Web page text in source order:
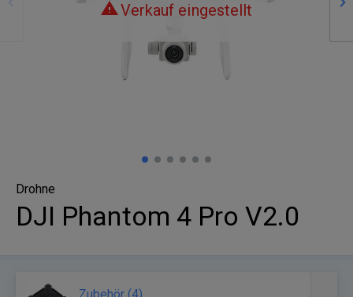
Verkauf eingestellt
Drohne
DJI Phantom 4 Pro V2.0